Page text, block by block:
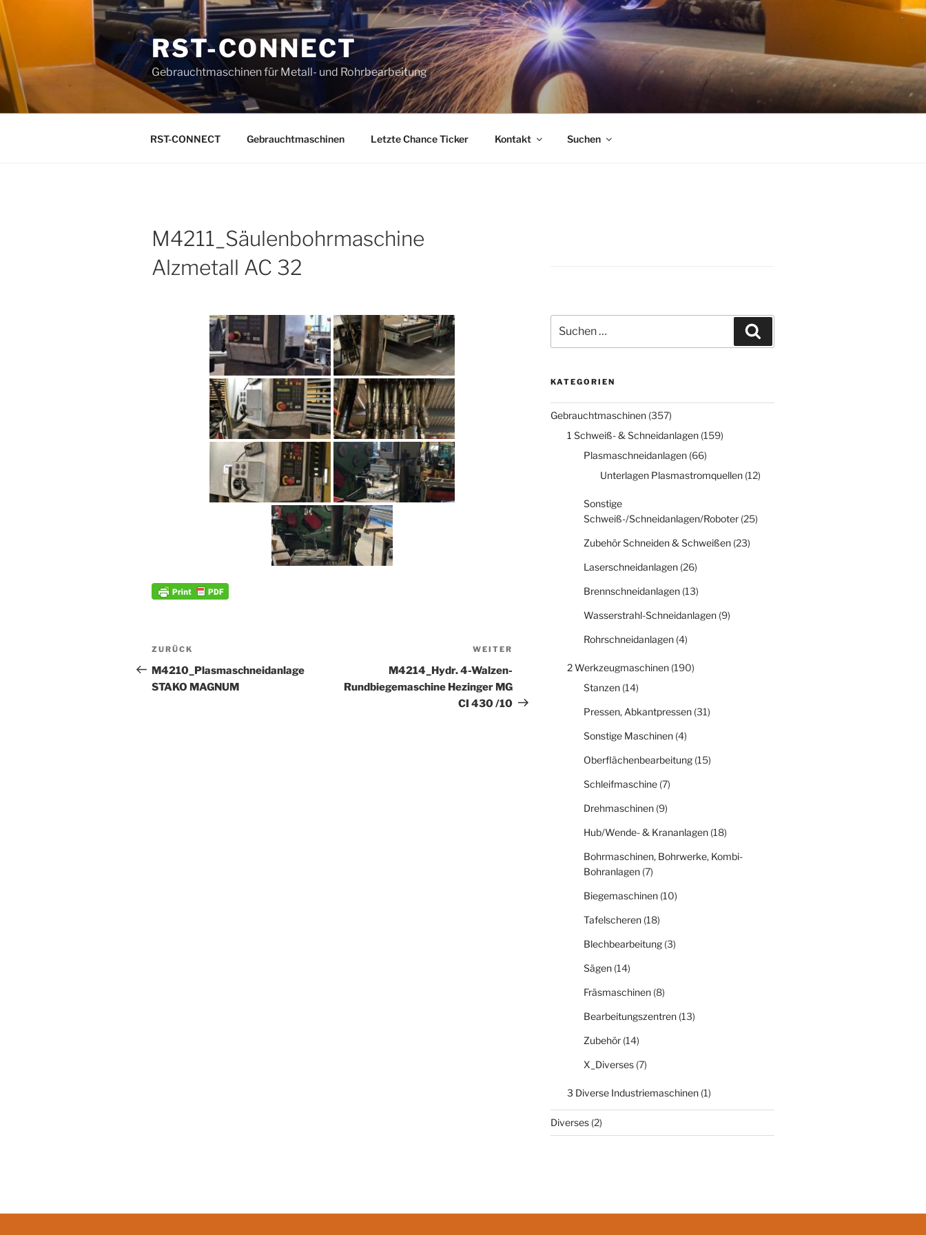
Zum
Inhalt
springen
RST-CONNECT
Gebrauchtmaschinen für Metall- und Rohrbearbeitung
RST-CONNECT Gebrauchtmaschinen Letzte Chance Ticker Kontakt Suchen
M4211_Säulenbohrmaschine
Alzmetall AC 32
Beitrags-
Navigation
Vorheriger
Beitrag
ZURÜCK
M4210_Plasmaschneidanlage
STAKO MAGNUM
WEITER
M4214_Hydr. 4-Walzen-
Rundbiegemaschine Hezinger MG
CI 430 /10
nach:
KATEGORIEN
Gebrauchtmaschinen(357)
1 Schweiß- & Schneidanlagen(159)
Plasmaschneidanlagen(66)
Unterlagen Plasmastromquellen(12)
Sonstige
Schweiß-/Schneidanlagen/Roboter(25)
Zubehör Schneiden & Schweißen(23)
Laserschneidanlagen(26)
Brennschneidanlagen(13)
Wasserstrahl-Schneidanlagen(9)
Rohrschneidanlagen(4)
2 Werkzeugmaschinen(190)
Stanzen(14)
Pressen, Abkantpressen(31)
Sonstige Maschinen(4)
Oberflächenbearbeitung(15)
Schleifmaschine(7)
Drehmaschinen(9)
Hub/Wende- & Krananlagen(18)
Bohrmaschinen, Bohrwerke, Kombi-
Bohranlagen(7)
Biegemaschinen(10)
Tafelscheren(18)
Blechbearbeitung(3)
Sägen(14)
Fräsmaschinen(8)
Bearbeitungszentren(13)
Zubehör(14)
X_Diverses(7)
3 Diverse Industriemaschinen(1)
Diverses(2)